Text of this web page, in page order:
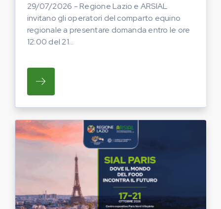
29/07/2026 - Regione Lazio e ARSIAL
invitano gli operatori del comparto equino
regionale a presentare domanda entro le ore
12:00 del 21...
SU REGIONE LAZIO E ARSIAL INVITANO